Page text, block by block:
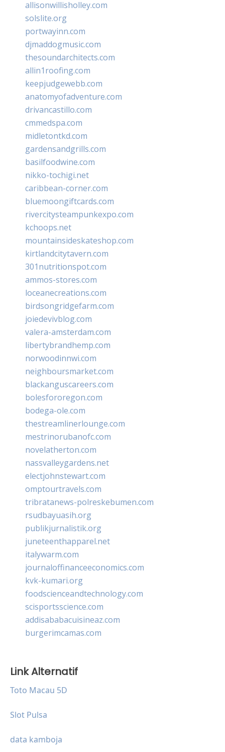
allisonwillisholley.com
solslite.org
portwayinn.com
djmaddogmusic.com
thesoundarchitects.com
allin1roofing.com
keepjudgewebb.com
anatomyofadventure.com
drivancastillo.com
cmmedspa.com
midletontkd.com
gardensandgrills.com
basilfoodwine.com
nikko-tochigi.net
caribbean-corner.com
bluemoongiftcards.com
rivercitysteampunkexpo.com
kchoops.net
mountainsideskateshop.com
kirtlandcitytavern.com
301nutritionspot.com
ammos-stores.com
loceanecreations.com
birdsongridgefarm.com
joiedevivblog.com
valera-amsterdam.com
libertybrandhemp.com
norwoodinnwi.com
neighboursmarket.com
blackanguscareers.com
bolesfororegon.com
bodega-ole.com
thestreamlinerlounge.com
mestrinorubanofc.com
novelatherton.com
nassvalleygardens.net
electjohnstewart.com
omptourtravels.com
tribratanews-polreskebumen.com
rsudbayuasih.org
publikjurnalistik.org
juneteenthapparel.net
italywarm.com
journaloffinanceeconomics.com
kvk-kumari.org
foodscienceandtechnology.com
scisportsscience.com
addisababacuisineaz.com
burgerimcamas.com
Link Alternatif
Toto Macau 5D
Slot Pulsa
data kamboja